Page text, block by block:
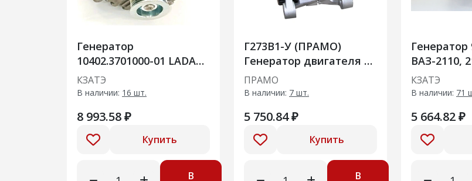
Генератор
10402.3701000-01 LADA
Vesta, LADA XRAY (двиг.
ВАЗ-21129, ВАЗ-21179 и
КЗАТЭ
В наличии: 16 шт.
8 993.58 ₽
Купить
В
Г273В1-У (ПРАМО)
Генератор двигателя а/
м КАМАЗ с двиг. 740
(80А)
ПРАМО
В наличии: 7 шт.
5 750.84 ₽
Купить
В
Генератор
ВАЗ-2110,
КЗАТЭ
В наличии: 71
5 664.82 ₽